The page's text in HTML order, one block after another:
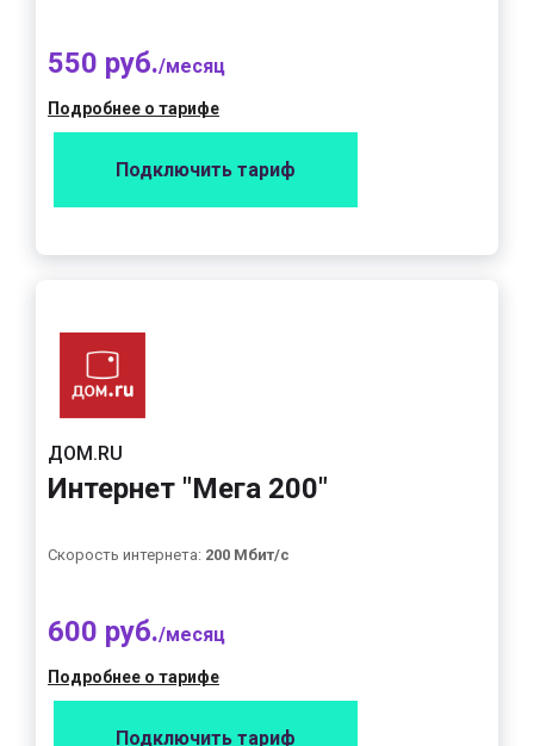
550 руб./месяц
Подробнее о тарифе
Подключить тариф
ДОМ.RU
Интернет "Мега 200"
Скорость интернета: 200 Мбит/с
600 руб./месяц
Подробнее о тарифе
Подключить тариф